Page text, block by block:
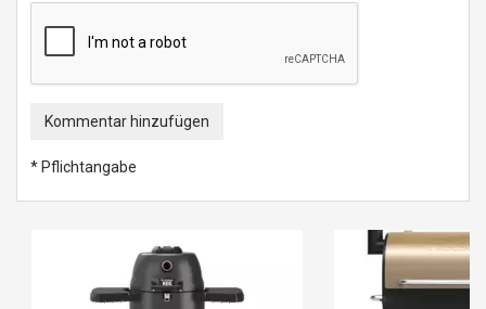
Kommentar hinzufügen
* Pflichtangabe